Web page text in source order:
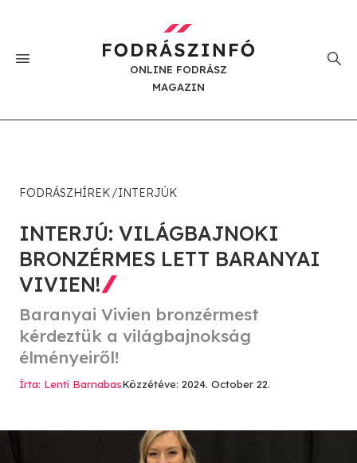
ONLINE FODRÁSZ
MAGAZIN
FODRÁSZHÍREK INTERJÚK
INTERJÚ: VILÁGBAJNOKI
BRONZÉRMES LETT BARANYAI
VIVIEN!
Baranyai Vivien bronzérmest
kérdeztük a világbajnokság
élményeiről!
Írta: Lenti BarnabasKözzétéve: 2024. October 22.